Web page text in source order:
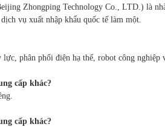
Zhongping Technology Co., LTD.) là
vụ xuất nhập khẩu quốc tế làm một.
phân phối điện hạ thế, robot công nghiệp
cấp khác?
cấp khác?